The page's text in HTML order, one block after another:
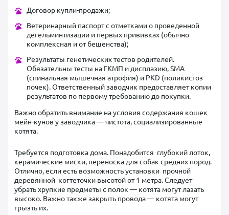
Договор купли-продажи;
Ветеринарный паспорт с отметками о проведенной
дегельминтизации и первых прививках (обычно
комплексная и от бешенства);
Результаты генетических тестов родителей.
Обязательны тесты на ГКМП и дисплазию, SMA
(спинальная мышечная атрофия) и PKD (поликистоз
почек). Ответственный заводчик предоставляет копии
результатов по первому требованию до покупки.
Важно обратить внимание на условия содержания кошек
мейн-кунов у заводчика — чистота, социализированные
котята.
Требуется подготовка дома. Понадобится глубокий лоток,
керамические миски, переноска для собак средних пород.
Отлично, если есть возможность установки прочной
деревянной когтеточки высотой от 1 метра. Следует
убрать хрупкие предметы с полок — котята могут лазать
высоко. Важно также закрыть провода — котята могут
грызть их.